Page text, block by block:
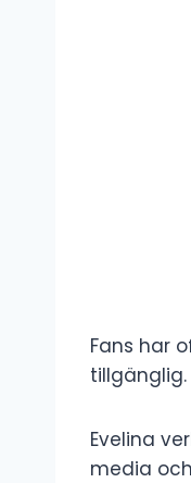
Fans har
tillgänglig.
Evelina
media